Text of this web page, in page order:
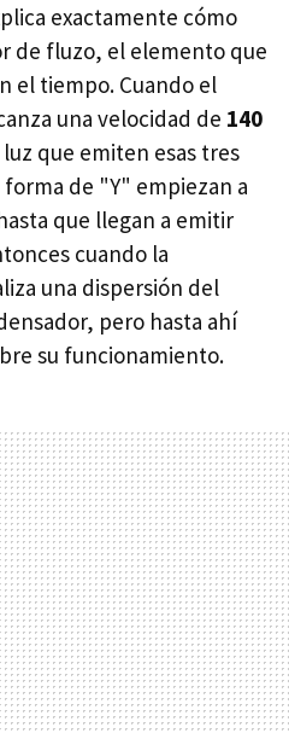
exactamente cómo
de fluzo, el elemento que
el tiempo. Cuando el
una velocidad de 140
luz que emiten esas tres
de "Y" empiezan a
que llegan a emitir
cuando la
una dispersión del
pero hasta ahí
su funcionamiento.